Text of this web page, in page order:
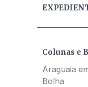
Colunas e
Araguaia
Bolha